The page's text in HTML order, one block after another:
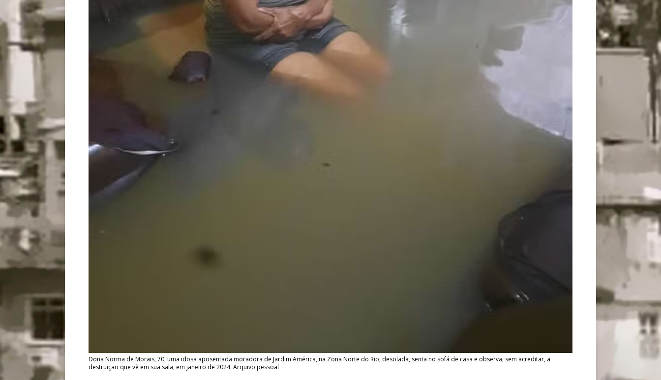
Dona Norma de Morais, 70, uma idosa aposentada moradora de Jardim América, na Zona Norte do Rio, desolada, senta no sofá de casa e observa, sem acreditar, a
destruição que vê em sua sala, em janeiro de 2024. Arquivo pessoal